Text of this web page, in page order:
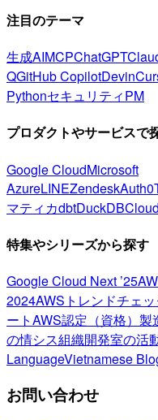
注目のテーマ
生成AIMCPChatGPT
QGitHub CopilotDevin
PythonセキュリティPM
プロダクトやサービスで
Google CloudMicrosoft
AzureLINEZendeskAuth0
マティカdbtDuckDB
特集やシリーズから探す
Google Cloud Next ’25
2024AWSトレンドチェッ
ートAWS認定（資格） 製
の情シス組織開発室の活
LanguageVietnamese
お問い合わせ